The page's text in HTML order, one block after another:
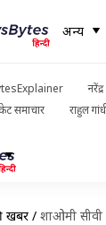
अन्य
समाचार राहुल
खबरें / शाओमी सीवी 3 बेहतरीन